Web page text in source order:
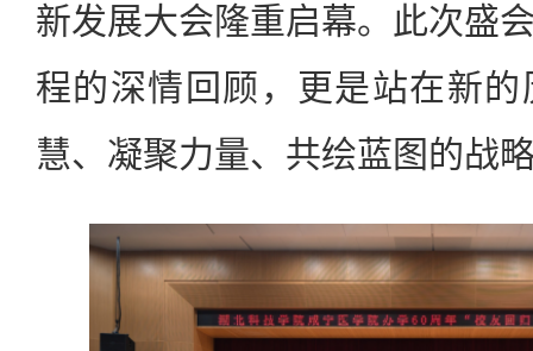
新发展大会隆重启幕。此次盛
程的深情回顾，更是站在新
慧、凝聚力量、共绘蓝图的战